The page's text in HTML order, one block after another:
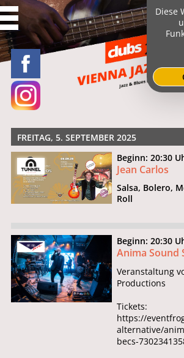
FREITAG, 5. SEPTEMBER 2025
Beginn: 20:30
Jean Carlos
Salsa, Bolero,
Roll
Beginn: 20:30
Anima Sound
Veranstaltung
Productions
Tickets:
https://
alternative/
becs-
Diese